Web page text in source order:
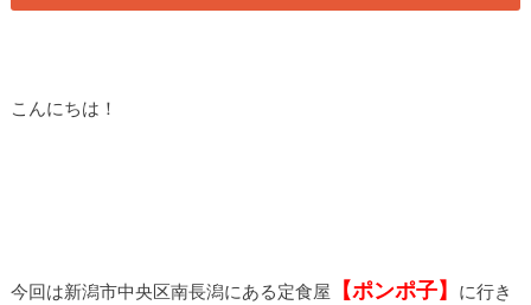
こんにちは！
今回は新潟市中央区南長潟にある定食屋 【ポンポ子】
に行き